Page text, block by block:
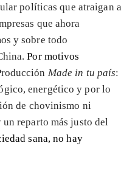
políticas que atraigan a
que ahora
y sobre todo
Por motivos
Made in tu país:
energético y por lo
de chovinismo ni
reparto más justo del
sana, no hay